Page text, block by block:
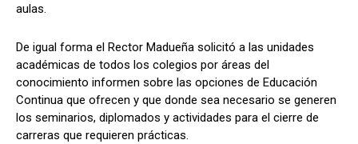
aulas.
De igual forma el Rector Madueña solicitó a las unidades
académicas de todos los colegios por áreas del
conocimiento informen sobre las opciones de Educación
Continua que ofrecen y que donde sea necesario se generen
los seminarios, diplomados y actividades para el cierre de
carreras que requieren prácticas.